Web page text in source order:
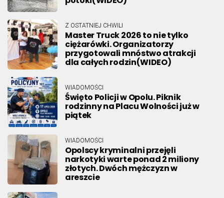
Z OSTATNIEJ CHWILI
Master Truck 2026 to nie tylko
ciężarówki. Organizatorzy
przygotowali mnóstwo atrakcji
dla całych rodzin(WIDEO)
WIADOMOŚCI
Święto Policji w Opolu. Piknik
rodzinny na Placu Wolności już w
piątek
WIADOMOŚCI
Opolscy kryminalni przejęli
narkotyki warte ponad 2 miliony
złotych. Dwóch mężczyzn w
areszcie